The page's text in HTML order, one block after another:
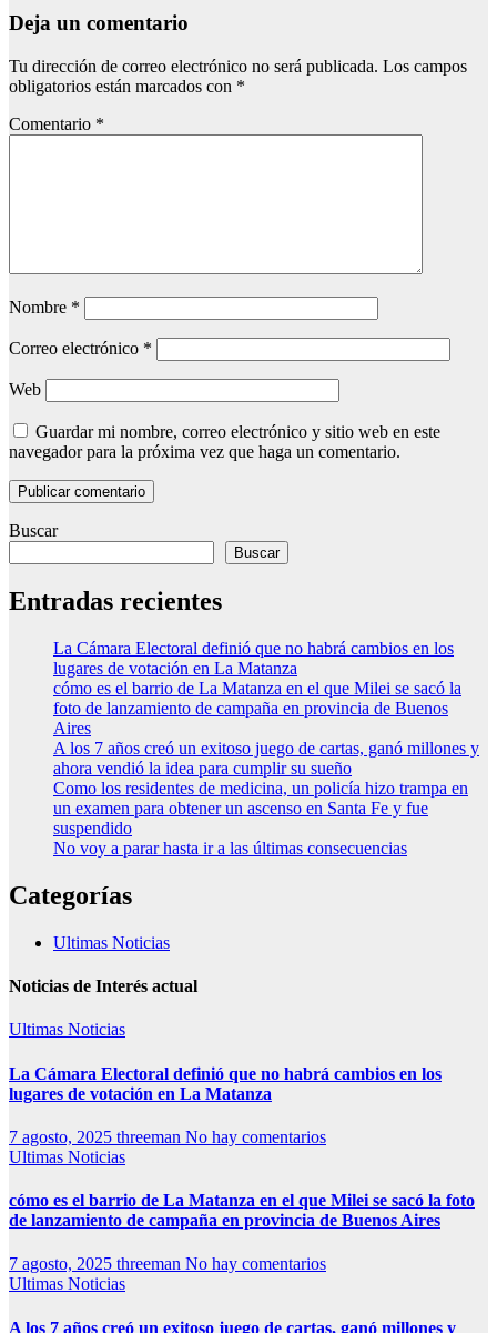
Deja un comentario
Tu dirección de correo electrónico no será publicada. Los campos
obligatorios están marcados con *
Comentario *
Nombre *
Correo electrónico *
Web
Guardar mi nombre, correo electrónico y sitio web en este
navegador para la próxima vez que haga un comentario.
Buscar
Buscar
Entradas recientes
La Cámara Electoral definió que no habrá cambios en los
lugares de votación en La Matanza
cómo es el barrio de La Matanza en el que Milei se sacó la
foto de lanzamiento de campaña en provincia de Buenos
Aires
A los 7 años creó un exitoso juego de cartas, ganó millones y
ahora vendió la idea para cumplir su sueño
Como los residentes de medicina, un policía hizo trampa en
un examen para obtener un ascenso en Santa Fe y fue
suspendido
No voy a parar hasta ir a las últimas consecuencias
Categorías
Ultimas Noticias
Noticias de Interés actual
Ultimas Noticias
La Cámara Electoral definió que no habrá cambios en los
lugares de votación en La Matanza
7 agosto, 2025 threeman No hay comentarios
Ultimas Noticias
cómo es el barrio de La Matanza en el que Milei se sacó la foto
de lanzamiento de campaña en provincia de Buenos Aires
7 agosto, 2025 threeman No hay comentarios
Ultimas Noticias
A los 7 años creó un exitoso juego de cartas, ganó millones y